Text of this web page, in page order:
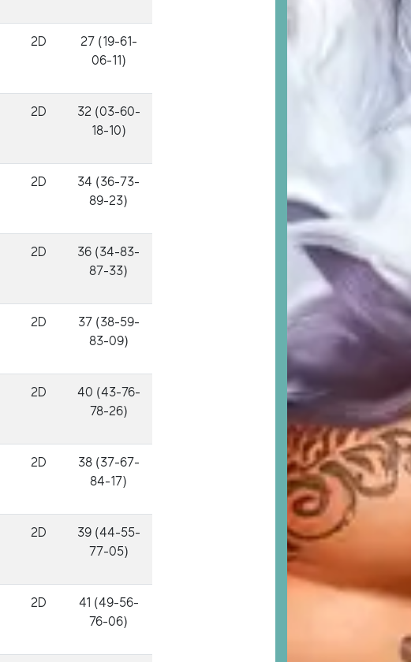
2D
27 (19-61-
06-11)
2D
32 (03-60-
18-10)
2D
34 (36-73-
89-23)
2D
36 (34-83-
87-33)
2D
37 (38-59-
83-09)
2D
40 (43-76-
78-26)
2D
38 (37-67-
84-17)
2D
39 (44-55-
77-05)
2D
41 (49-56-
76-06)